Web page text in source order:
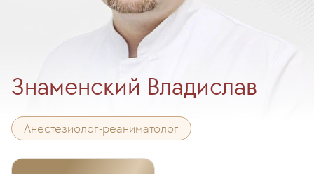
Знаменский Владислав
Анестезиолог-реаниматолог